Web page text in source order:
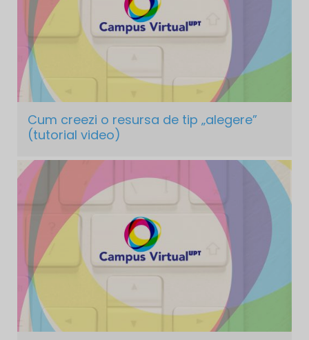
Cum creezi o resursa de tip „alegere”
(tutorial video)